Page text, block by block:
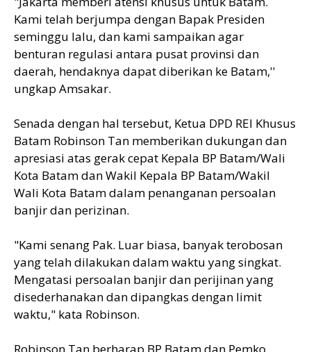
Kami telah berjumpa dengan Bapak Presiden
seminggu lalu, dan kami sampaikan agar
benturan regulasi antara pusat provinsi dan
daerah, hendaknya dapat diberikan ke Batam,''
ungkap Amsakar.
Senada dengan hal tersebut, Ketua DPD REI Khusus
Batam Robinson Tan memberikan dukungan dan
apresiasi atas gerak cepat Kepala BP Batam/Wali
Kota Batam dan Wakil Kepala BP Batam/Wakil
Wali Kota Batam dalam penanganan persoalan
banjir dan perizinan.
"Kami senang Pak. Luar biasa, banyak terobosan
yang telah dilakukan dalam waktu yang singkat.
Mengatasi persoalan banjir dan perijinan yang
disederhanakan dan dipangkas dengan limit
waktu," kata Robinson.
Robinson Tan berharap BP Batam dan Pemko